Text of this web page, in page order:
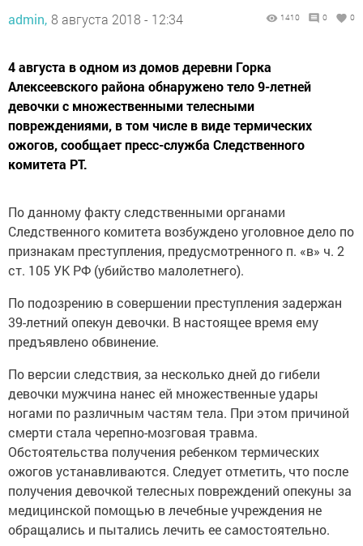
admin, 8 августа 2018 - 12:34 1410 0 0
4 августа в одном из домов деревни Горка
Алексеевского района обнаружено тело 9-летней
девочки с множественными телесными
повреждениями, в том числе в виде термических
ожогов, сообщает пресс-служба Следственного
комитета РТ.
По данному факту следственными органами
Следственного комитета возбуждено уголовное дело по
признакам преступления, предусмотренного п. «в» ч. 2
ст. 105 УК РФ (убийство малолетнего).
По подозрению в совершении преступления задержан
39-летний опекун девочки. В настоящее время ему
предъявлено обвинение.
По версии следствия, за несколько дней до гибели
девочки мужчина нанес ей множественные удары
ногами по различным частям тела. При этом причиной
смерти стала черепно-мозговая травма.
Обстоятельства получения ребенком термических
ожогов устанавливаются. Следует отметить, что после
получения девочкой телесных повреждений опекуны за
медицинской помощью в лечебные учреждения не
обращались и пытались лечить ее самостоятельно.